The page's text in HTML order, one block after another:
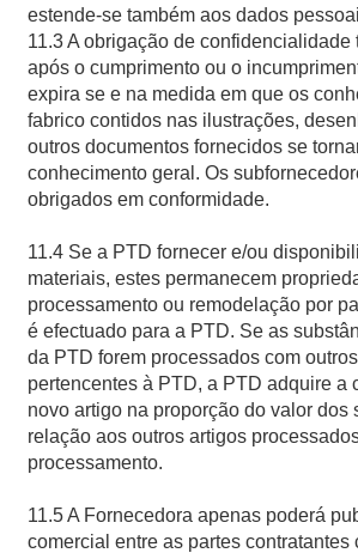
estende-se também aos dados
11.3 A obrigação de confidencialidade
após o cumprimento ou o
expira se e na medida em que os
fabrico contidos nas ilustrações,
outros documentos fornecidos se
conhecimento geral. Os
obrigados em conformidade.
11.4 Se a PTD fornecer e/ou
materiais, estes permanecem
processamento ou remodelação por
é efectuado para a PTD. Se as
da PTD forem processados com
pertencentes à PTD, a PTD adquire a
novo artigo na proporção do valor dos
relação aos outros artigos
processamento.
11.5 A Fornecedora apenas poderá
comercial entre as partes contratantes